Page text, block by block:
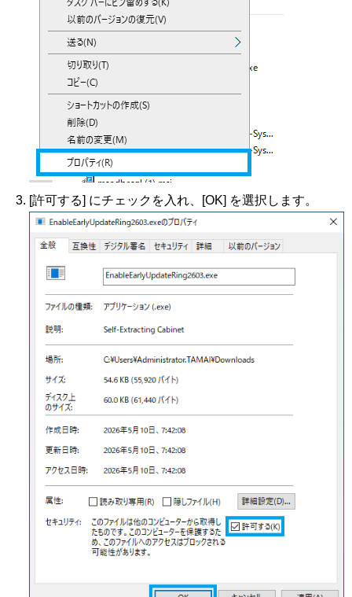
[許可する] にチェックを入れ、[OK] を選択します。